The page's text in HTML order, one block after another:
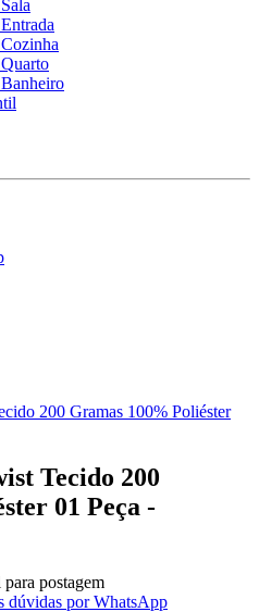
200 Gramas 100% Poliéster
Tecido 200
01 Peça -
para postagem
dúvidas por WhatsApp